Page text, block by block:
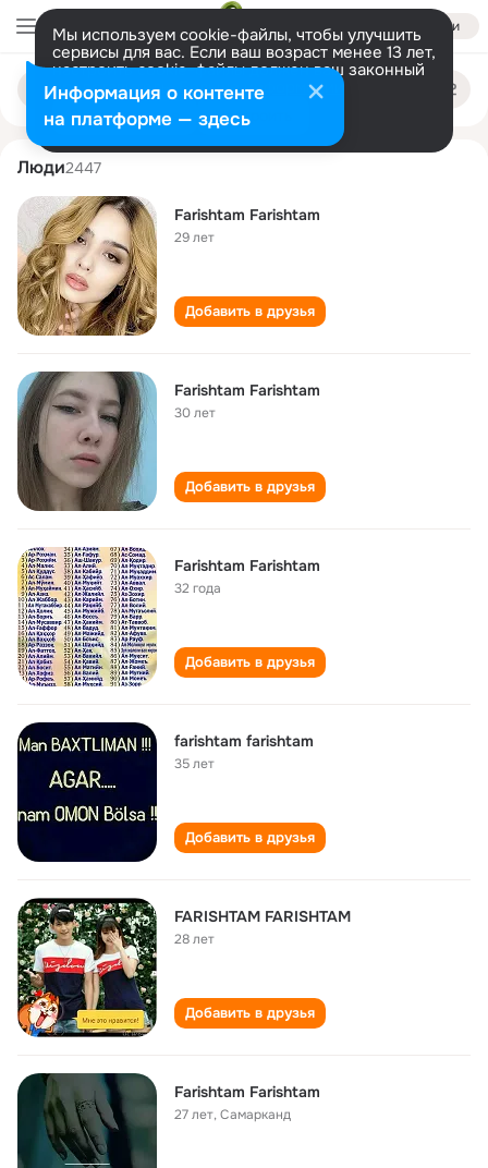
Войти
Мы используем cookie-файлы, чтобы улучшить
сервисы для вас. Если ваш возраст менее 13 лет,
настроить cookie-файлы должен ваш законный
представитель. Больше информации
Разрешить все Настроить
Поиск
людям
farishtam farishtam
Люди2447
Farishtam Farishtam
29 лет
Добавить в друзья
Farishtam Farishtam
30 лет
Добавить в друзья
Farishtam Farishtam
32 года
Добавить в друзья
farishtam farishtam
35 лет
Добавить в друзья
FARISHTAM FARISHTAM
28 лет
Добавить в друзья
Farishtam Farishtam
27 лет,Самарканд
Информация о контенте
на платформе — здесь